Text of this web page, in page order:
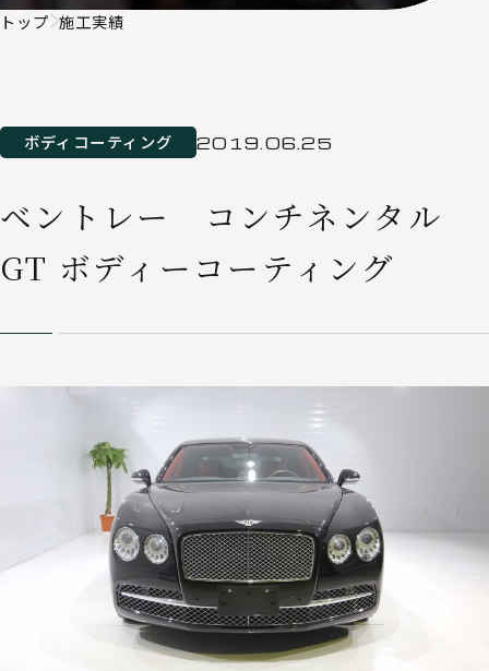
トップ 施工実績
ボディコーティング 2019.06.25
ベントレー コンチネンタル
GT ボディーコーティング